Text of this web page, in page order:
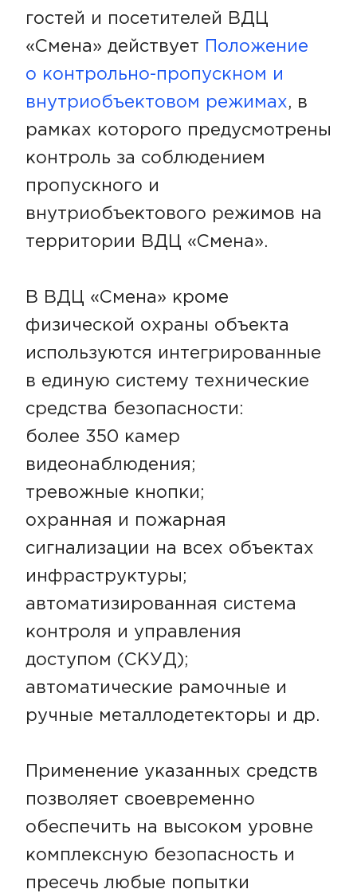
гостей и посетителей ВДЦ
«Смена» действует
Положение
о контрольно-пропускном и
внутриобъектовом режимах, в
рамках которого предусмотрены
контроль за соблюдением
пропускного и
внутриобъектового режимов на
территории ВДЦ «Смена».
В ВДЦ «Смена» кроме
физической охраны объекта
используются интегрированные
в единую систему технические
средства безопасности:
более 350 камер
видеонаблюдения;
тревожные кнопки;
охранная и пожарная
сигнализации на всех объектах
инфраструктуры;
автоматизированная система
контроля и управления
доступом (СКУД);
автоматические рамочные и
ручные металлодетекторы и др.
Применение указанных средств
позволяет своевременно
обеспечить на высоком уровне
комплексную безопасность и
пресечь любые попытки